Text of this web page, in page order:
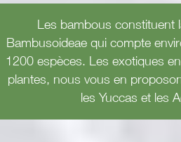
Les bambous constituent
Bambusoideae qui compte
1200 espèces. Les exotiques
plantes, nous vous en
les Yuccas et les